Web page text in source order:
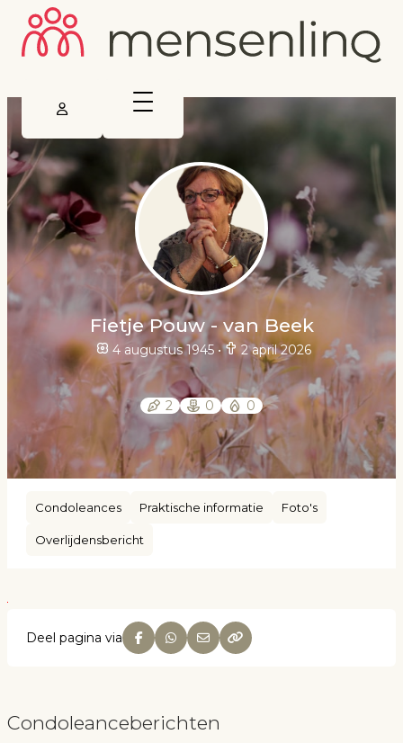
Fietje Pouw - van Beek
4 augustus 1945• 2 april 2026
2 0 0
Condoleances Praktische informatie Foto's
Overlijdensbericht
Deel pagina via
Condoleanceberichten